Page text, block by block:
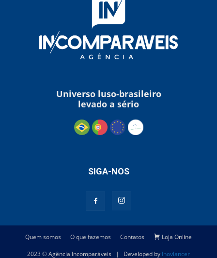
Universo luso-brasileiro
levado a sério
SIGA-NOS
Quem somos O que fazemos Contatos Loja Online
2023 © Agência Incomparáveis | Developed by Inovlancer